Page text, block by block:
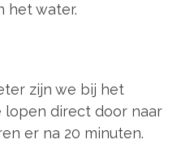
het water.
zijn we bij het
lopen direct door naar
er na 20 minuten.